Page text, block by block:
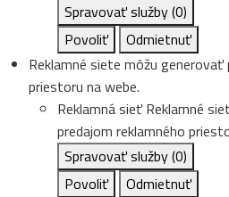
Spravovať služby(0)
Povoliť
Odmietnuť
Reklamné siete môžu generovať
priestoru na webe.
Reklamná sieť Reklamné
predajom reklamného
Spravovať služby(0)
Povoliť
Odmietnuť